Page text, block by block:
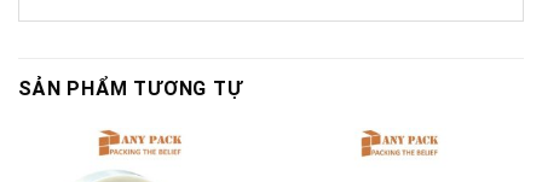
SẢN PHẨM TƯƠNG TỰ